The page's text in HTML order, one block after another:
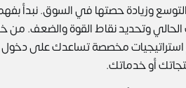
وزيادة حصتها في السوق. نبدأ
وتحديد نقاط القوة والضعف. من
استراتيجيات مخصصة تساعدك على
أو خدماتك.